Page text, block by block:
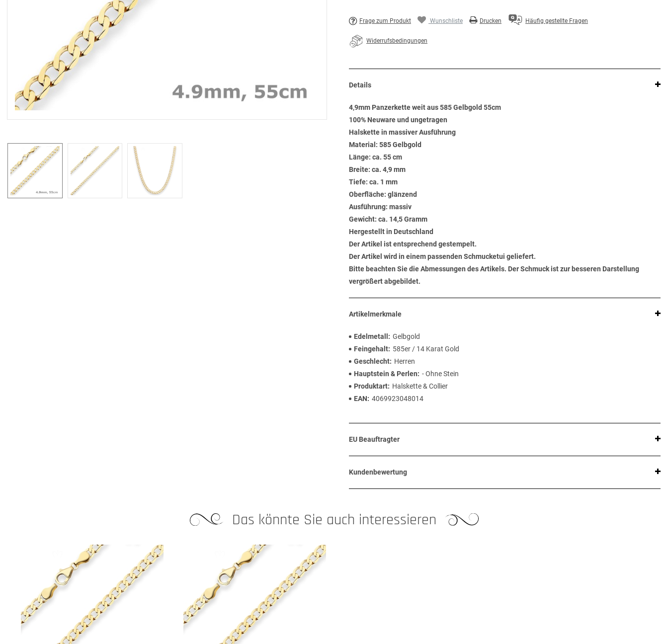
Frage zum Produkt Wunschliste Drucken Häufig gestellte Fragen
Widerrufsbedingungen
Details
4,9mm Panzerkette weit aus 585 Gelbgold 55cm
100% Neuware und ungetragen
Halskette in massiver Ausführung
Material: 585 Gelbgold
Länge: ca. 55 cm
Breite: ca. 4,9 mm
Tiefe: ca. 1 mm
Oberfläche: glänzend
Ausführung: massiv
Gewicht: ca. 14,5 Gramm
Hergestellt in Deutschland
Der Artikel ist entsprechend gestempelt.
Der Artikel wird in einem passenden Schmucketui geliefert.
Bitte beachten Sie die Abmessungen des Artikels. Der Schmuck ist zur besseren Darstellung
vergrößert abgebildet.
Artikelmerkmale
Edelmetall
Gelbgold
Feingehalt
585er / 14 Karat Gold
Geschlecht
Herren
Hauptstein & Perlen
- Ohne Stein
Produktart
Halskette & Collier
EAN
4069923048014
EU Beauftragter
Kundenbewertung
Das könnte Sie auch interessieren